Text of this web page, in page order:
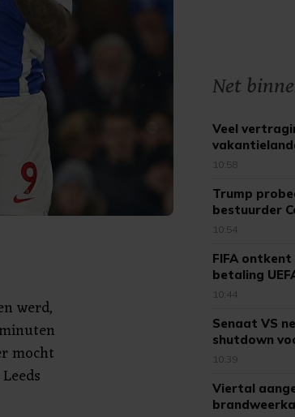
werd,
mocht
Net
Veel
10:58
Trump
bestuurder
10:54
FIFA
betaling
Infantino
10:44
Senaat VS
shutdown
10:39
Viertal